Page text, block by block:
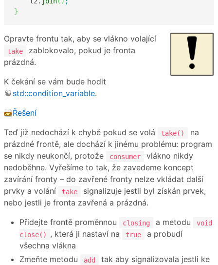
}
Opravte frontu tak, aby se vlákno volající
take
zablokovalo, pokud je fronta
prázdná.
K čekání se vám bude hodit
std::condition_variable.
Řešení
Teď již nedochází k chybě pokud se volá
take()
na
prázdné frontě, ale dochází k jinému problému: program
se nikdy neukončí, protože
consumer
vlákno nikdy
nedoběhne. Vyřešíme to tak, že zavedeme koncept
zavírání fronty – do zavřené fronty nelze vkládat další
prvky a volání
take
signalizuje jestli byl získán prvek,
nebo jestli je fronta zavřená a prázdná.
Přidejte frontě proměnnou
closing a metodu
void
close()
, která ji nastaví na true
a probudí
všechna vlákna
Zmeňte metodu
add
tak aby signalizovala jestli ke